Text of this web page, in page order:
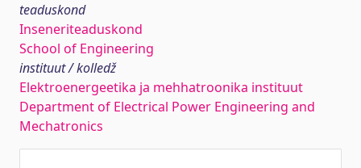
teaduskond
Inseneriteaduskond
School of Engineering
instituut / kolledž
Elektroenergeetika ja mehhatroonika instituut
Department of Electrical Power Engineering and
Mechatronics